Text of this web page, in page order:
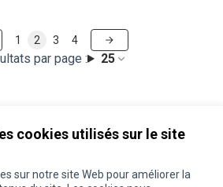
cookies utilisés sur le site
sur notre site Web pour améliorer la
par page : 25
1 2 3 4